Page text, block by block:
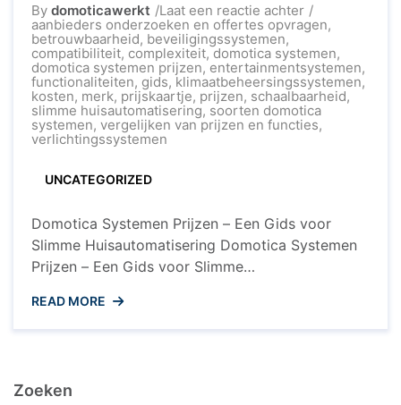
By domoticawerkt Laat een reactie achterop
Vergelijk
de
Prijzen
van
Domotica
Systemen
voor
Slimme
aanbieders onderzoeken en offertes opvragen,
betrouwbaarheid, beveiligingssystemen,
compatibiliteit, complexiteit,domotica systemen,
domotica systemen prijzen, entertainmentsystemen,
functionaliteiten, gids, klimaatbeheersingssystemen,
kosten, merk, prijskaartje, prijzen, schaalbaarheid,
slimme huisautomatisering, soorten domotica
systemen, vergelijken van prijzen en functies,
verlichtingssystemen
UNCATEGORIZED
Domotica Systemen Prijzen – Een Gids voor
Slimme Huisautomatisering Domotica Systemen
Prijzen – Een Gids voor Slimme
steeds populairder in huishoudens over de hele
wereld. Deze slimme
energiebesparing en beveiliging. Maar wat zijn de
READ MORE
Zoeken